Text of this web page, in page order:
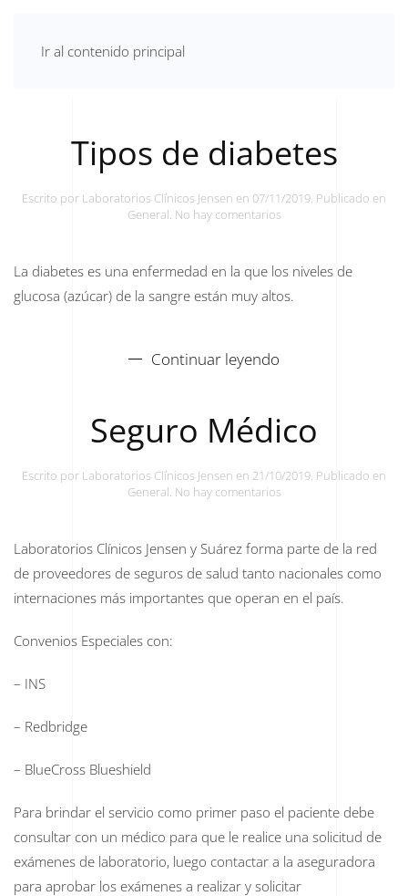
Ir al contenido principal
Tipos de diabetes
Escrito por Laboratorios Clínicos Jensen en 07/11/2019. Publicado en
General. No hay comentariosen
diabetes
La diabetes es una enfermedad en la que los niveles de
glucosa (azúcar) de la sangre están muy altos.
Continuar leyendo
Seguro Médico
Escrito por Laboratorios Clínicos Jensen en 21/10/2019. Publicado en
General. No hay comentariosen
Laboratorios Clínicos Jensen y Suárez forma parte de la red
de proveedores de seguros de salud tanto nacionales como
internaciones más importantes que operan en el país.
Convenios Especiales con:
– INS
– Redbridge
– BlueCross Blueshield
Para brindar el servicio como primer paso el paciente debe
consultar con un médico para que le realice una solicitud de
exámenes de laboratorio, luego contactar a la aseguradora
para aprobar los exámenes a realizar y solicitar